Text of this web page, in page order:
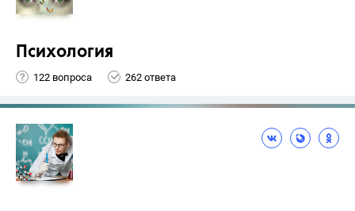
Психология
122 вопроса 262 ответа